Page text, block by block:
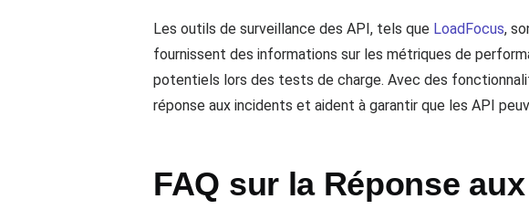
Les outils de surveillance des API, tels que LoadFocus,
fournissent des informations sur les métriques de
potentiels lors des tests de charge. Avec des
réponse aux incidents et aident à garantir que les API
FAQ sur la Réponse